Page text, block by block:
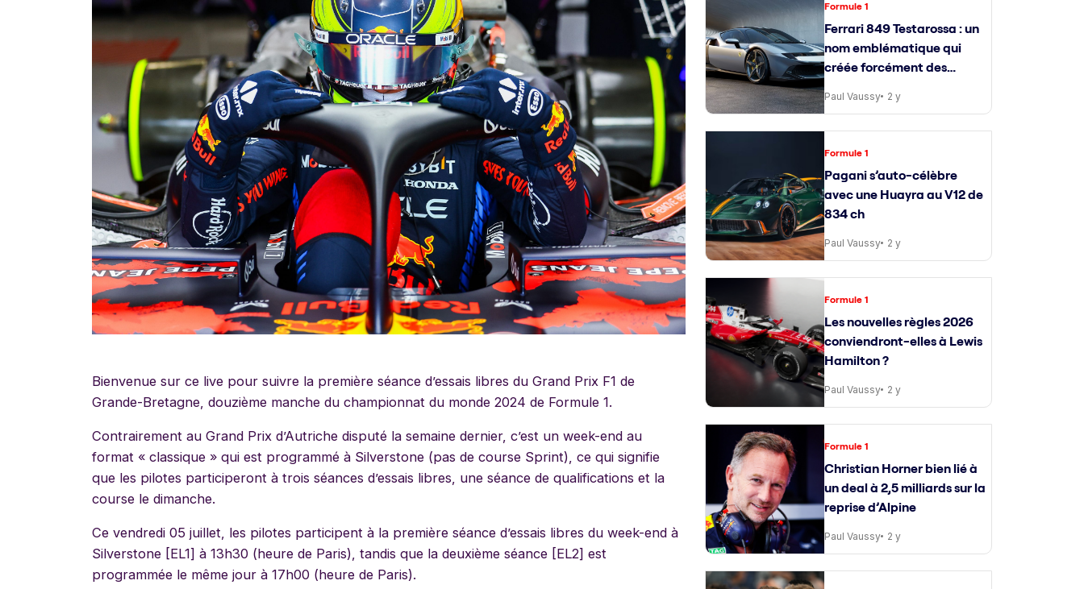
Bienvenue sur ce live pour suivre la première séance d’essais libres du Grand Prix F1 de
Grande-Bretagne, douzième manche du championnat du monde 2024 de Formule 1.
Contrairement au Grand Prix d’Autriche disputé la semaine dernier, c’est un week-end au
format « classique » qui est programmé à Silverstone (pas de course Sprint), ce qui signifie
que les pilotes participeront à trois séances d’essais libres, une séance de qualifications et la
course le dimanche.
Ce vendredi 05 juillet, les pilotes participent à la première séance d’essais libres du week-end à
Silverstone [EL1] à 13h30 (heure de Paris), tandis que la deuxième séance [EL2] est
programmée le même jour à 17h00 (heure de Paris).
Formule 1
Ferrari 849 Testarossa : un
nom emblématique qui
créée forcément des
attentes
Paul Vaussy 2 y
Formule 1
Pagani s’auto-célèbre
avec une Huayra au V12 de
834 ch
Paul Vaussy 2 y
Formule 1
Les nouvelles règles 2026
conviendront-elles à Lewis
Hamilton ?
Paul Vaussy 2 y
Formule 1
Christian Horner bien lié à
un deal à 2,5 milliards sur la
reprise d’Alpine
Paul Vaussy 2 y